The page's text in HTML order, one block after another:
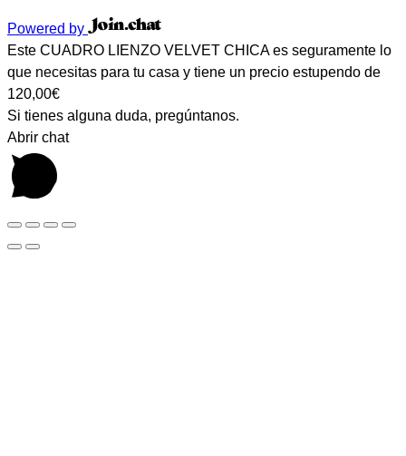
Powered by
Este CUADRO LIENZO VELVET CHICA es seguramente lo
que necesitas para tu casa y tiene un precio estupendo de
120,00€
Si tienes alguna duda, pregúntanos.
Abrir chat